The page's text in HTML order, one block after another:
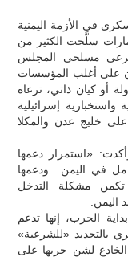
في الأزمة اليمنية
سلَّحت الكثير من
ترعى مسلحي المجلس
على أغلب المؤسسات
أو كيان ذاتي، ترعاه
إسرائيلية
خليج عدن والمكلا
«استمرار دعمها
في اليمن.. ودعمها
تكمن مشكلة التدخل
اليمن.
الحرب، إنها تدعم
بالتحديد «للشرعية»
لشن حربها على